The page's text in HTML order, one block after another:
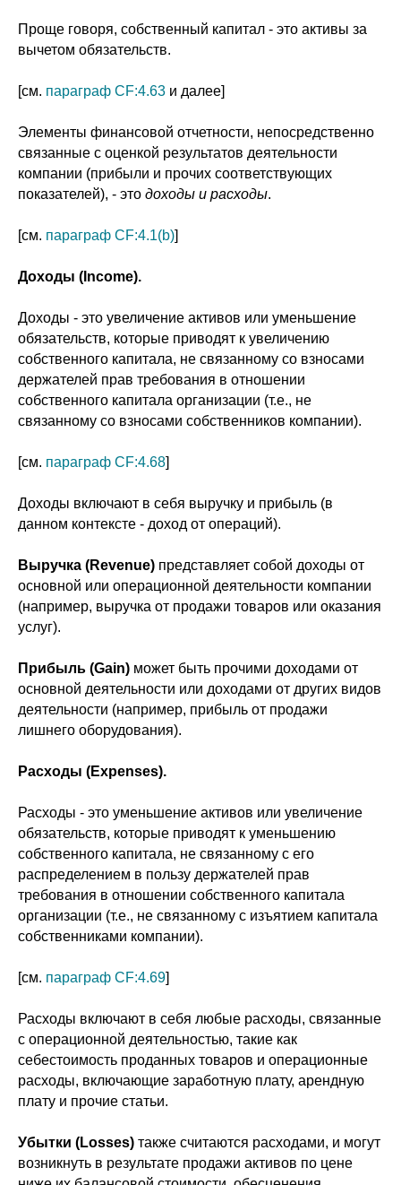
Проще говоря, собственный капитал - это активы за
вычетом обязательств.
[см. параграф CF:4.63 и далее]
Элементы финансовой отчетности, непосредственно
связанные с оценкой результатов деятельности
компании (прибыли и прочих соответствующих
показателей), - это доходы и расходы.
[см. параграф CF:4.1(b)]
Доходы (Income).
Доходы - это увеличение активов или уменьшение
обязательств, которые приводят к увеличению
собственного капитала, не связанному со взносами
держателей прав требования в отношении
собственного капитала организации (т.е., не
связанному со взносами собственников компании).
[см. параграф CF:4.68]
Доходы включают в себя выручку и прибыль (в
данном контексте - доход от операций).
Выручка (Revenue) представляет собой доходы от
основной или операционной деятельности компании
(например, выручка от продажи товаров или оказания
услуг).
Прибыль (Gain) может быть прочими доходами от
основной деятельности или доходами от других видов
деятельности (например, прибыль от продажи
лишнего оборудования).
Расходы (Expenses).
Расходы - это уменьшение активов или увеличение
обязательств, которые приводят к уменьшению
собственного капитала, не связанному с его
распределением в пользу держателей прав
требования в отношении собственного капитала
организации (т.е., не связанному с изъятием капитала
собственниками компании).
[см. параграф CF:4.69]
Расходы включают в себя любые расходы, связанные
с операционной деятельностью, такие как
себестоимость проданных товаров и операционные
расходы, включающие заработную плату, арендную
плату и прочие статьи.
Убытки (Losses) также считаются расходами, и могут
возникнуть в результате продажи активов по цене